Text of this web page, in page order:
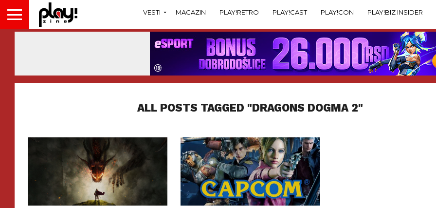
VESTI MAGAZIN PLAY!RETRO PLAY!CAST PLAY!CON PLAY!BIZ INSIDER
ALL POSTS TAGGED "DRAGONS DOGMA 2"